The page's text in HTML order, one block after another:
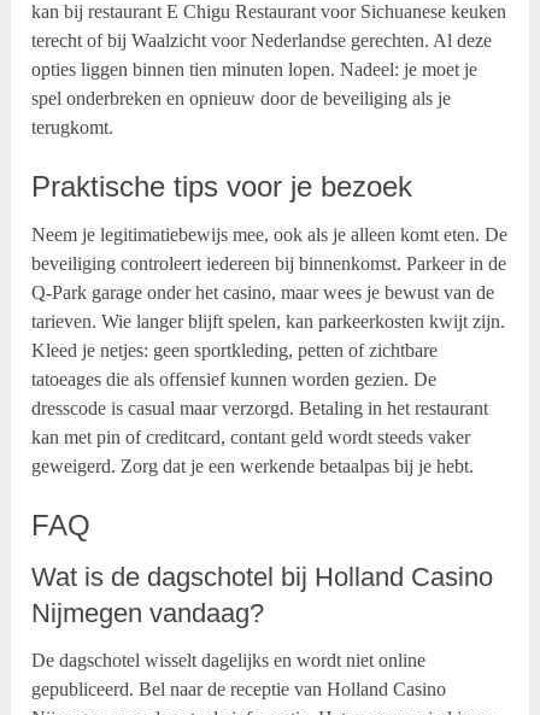
kan bij restaurant E Chigu Restaurant voor Sichuanese keuken
terecht of bij Waalzicht voor Nederlandse gerechten. Al deze
opties liggen binnen tien minuten lopen. Nadeel: je moet je
spel onderbreken en opnieuw door de beveiliging als je
terugkomt.
Praktische tips voor je bezoek
Neem je legitimatiebewijs mee, ook als je alleen komt eten. De
beveiliging controleert iedereen bij binnenkomst. Parkeer in de
Q-Park garage onder het casino, maar wees je bewust van de
tarieven. Wie langer blijft spelen, kan parkeerkosten kwijt zijn.
Kleed je netjes: geen sportkleding, petten of zichtbare
tatoeages die als offensief kunnen worden gezien. De
dresscode is casual maar verzorgd. Betaling in het restaurant
kan met pin of creditcard, contant geld wordt steeds vaker
geweigerd. Zorg dat je een werkende betaalpas bij je hebt.
FAQ
Wat is de dagschotel bij Holland Casino
Nijmegen vandaag?
De dagschotel wisselt dagelijks en wordt niet online
gepubliceerd. Bel naar de receptie van Holland Casino